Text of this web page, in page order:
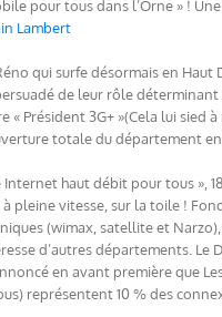
pour tous dans l’Orne » !
Lambert
qui surfe désormais en Haut
de leur rôle déterminant
Président 3G+ »(Cela lui sied à
totale du département
Internet haut débit pour tous »,
à pleine vitesse, sur la toile !
(wimax, satellite et
d’autres départements. Le
en avant première que
représentent 10 % des